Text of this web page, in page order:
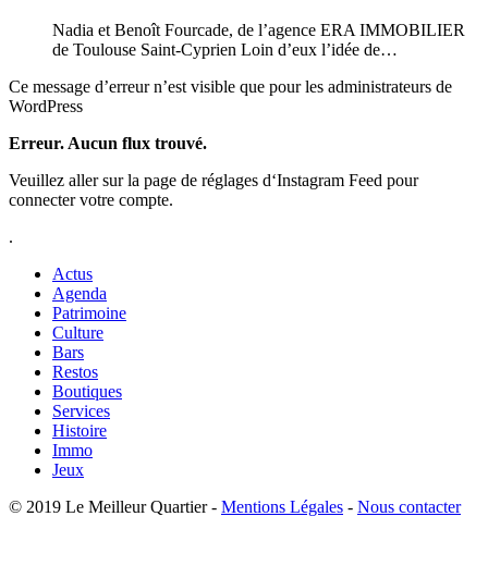
Nadia et Benoît Fourcade, de l’agence ERA IMMOBILIER
de Toulouse Saint-Cyprien Loin d’eux l’idée de…
Ce message d’erreur n’est visible que pour les administrateurs de
WordPress
Erreur. Aucun flux trouvé.
Veuillez aller sur la page de réglages d‘Instagram Feed pour
connecter votre compte.
.
Actus
Agenda
Patrimoine
Culture
Bars
Restos
Boutiques
Services
Histoire
Immo
Jeux
© 2019 Le Meilleur Quartier - Mentions Légales - Nous contacter